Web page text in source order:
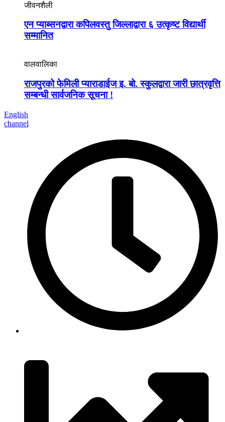
जीवनशैली
एन प्याब्सनद्वारा कपिलवस्तु जिल्लाद्वारा ६ उत्कृष्ट विद्यार्थी
सम्मानित
वालवालिका
राजपुरको फेमिली प्याराडाईज इ. बो. स्कुलद्वारा जारी छात्रवृत्ति
सम्बन्धी सार्वजनिक सूचना !
English
channel